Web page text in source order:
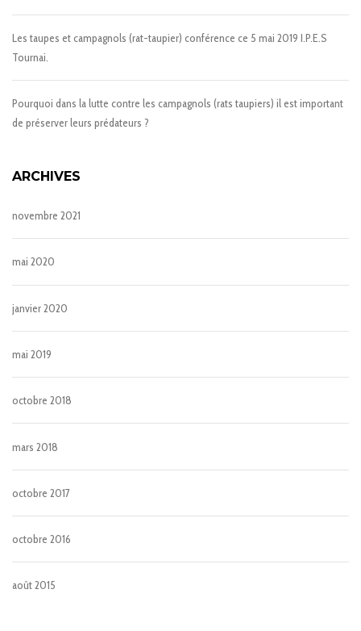
Les taupes et campagnols (rat-taupier) conférence ce 5 mai 2019 I.P.E.S
Tournai.
Pourquoi dans la lutte contre les campagnols (rats taupiers) il est important
de préserver leurs prédateurs ?
ARCHIVES
novembre 2021
mai 2020
janvier 2020
mai 2019
octobre 2018
mars 2018
octobre 2017
octobre 2016
août 2015